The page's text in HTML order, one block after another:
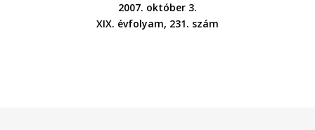
2007. október 3.
XIX. évfolyam, 231. szám